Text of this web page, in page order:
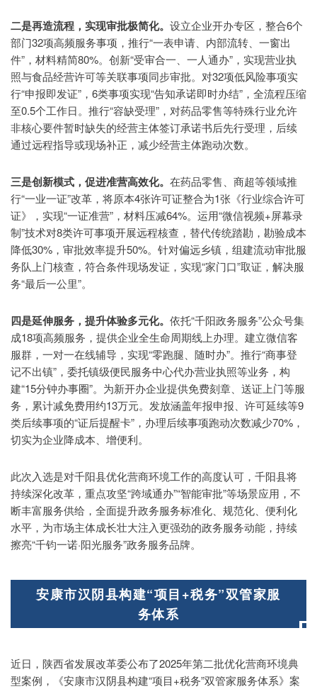
二是再造流程，实现审批极简化。 设立企业开办专区，整合6个
部门32项高频服务事项，推行“一表申请、内部流转、一窗出
件”，材料精简80%。创新“受审合一、一人通办”，实现营业执
照与食品经营许可等关联事项同步审批。对32项低风险事项实
行“申报即发证”，6类事项实现“告知承诺即时办结”，全流程压缩
至0.5个工作日。推行“容缺受理”，对药品零售等特殊行业允许
非核心要件暂时缺失的经营主体签订承诺书后先行受理，后续
通过远程指导或现场补正，减少经营主体跑动次数。
三是创新模式，促进准营高效化。 在药品零售、商超等领域推
行“一业一证”改革，将原本4张许可证整合为1张《行业综合许可
证》，实现“一证准营”，材料压减64%。运用“微信视频+屏幕录
制”技术对8类许可事项开展远程核查，替代传统踏勘，勘验成本
降低30%，审批效率提升50%。针对偏远乡镇，组建流动审批服
务队上门核查，符合条件现场发证，实现“家门口”取证，解决服
务“最后一公里”。
四是延伸服务，提升体验多元化。 依托“千阳政务服务”公众号集
成18项高频服务，提供企业全生命周期线上办理。建立微信客
服群，一对一在线辅导，实现“零跑腿、随时办”。推行“商事登
记不出镇”，委托镇级便民服务中心代办营业执照等业务，构
建“15分钟办事圈”。为新开办企业提供免费刻章、送证上门等服
务，累计减免费用约13万元。发放涵盖年报申报、许可延续等9
类后续事项的“证后提醒卡”，办理后续事项跑动次数减少70%，
切实为企业降成本、增便利。
此次入选是对千阳县优化营商环境工作的高度认可，千阳县将
持续深化改革，重点攻坚“跨域通办”“智能审批”等场景应用，不
断丰富服务供给，全面提升政务服务标准化、规范化、便利化
水平，为市场主体成长壮大注入更强劲的政务服务动能，持续
擦亮“千钧一诺·阳光服务”政务服务品牌。
安康市汉阴县构建“项目+税务”双管家服
务体系
近日，陕西省发展改革委公布了2025年第二批优化营商环境典
型案例，《安康市汉阴县构建“项目+税务”双管家服务体系》案